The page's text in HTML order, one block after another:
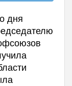
дня